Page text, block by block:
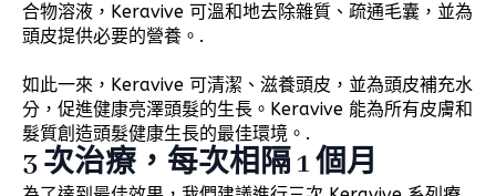
合物溶液，Keravive 可溫和地去除雜質、疏通毛囊，並為
頭皮提供必要的營養。.
如此一來，Keravive 可清潔、滋養頭皮，並為頭皮補充水
分，促進健康亮澤頭髮的生長。Keravive 能為所有皮膚和
髮質創造頭髮健康生長的最佳環境。.
3 次治療，每次相隔 1 個月